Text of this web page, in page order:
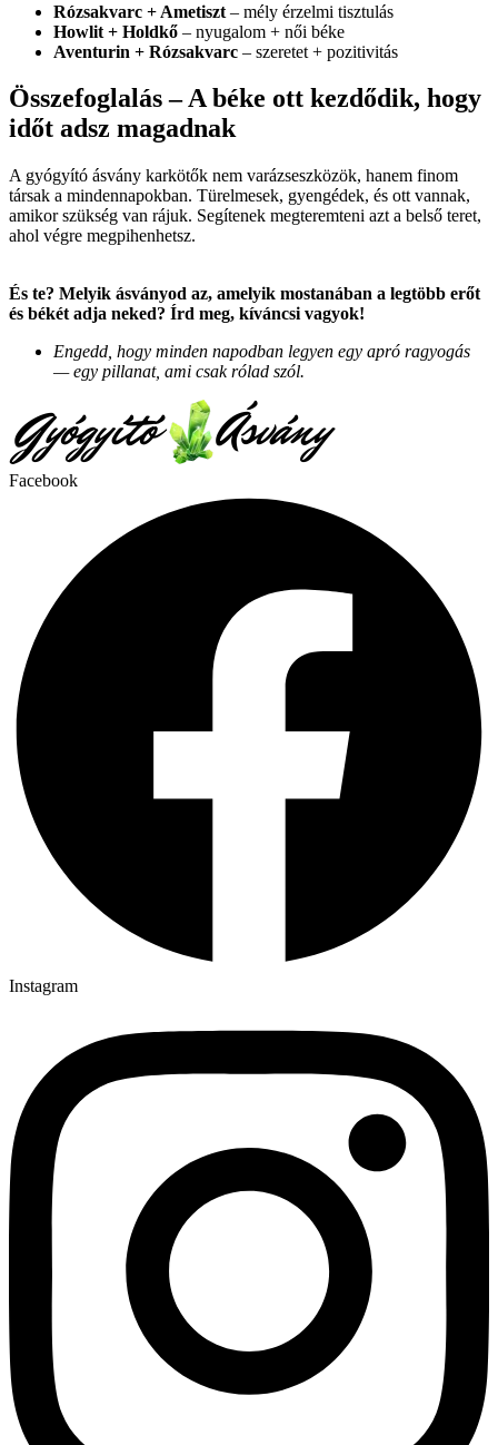
Rózsakvarc + Ametiszt – mély érzelmi tisztulás
Howlit + Holdkő – nyugalom + női béke
Aventurin + Rózsakvarc – szeretet + pozitivitás
Összefoglalás – A béke ott kezdődik, hogy
időt adsz magadnak
A gyógyító ásvány karkötők nem varázseszközök, hanem finom
társak a mindennapokban. Türelmesek, gyengédek, és ott vannak,
amikor szükség van rájuk. Segítenek megteremteni azt a belső teret,
ahol végre megpihenhetsz.
És te? Melyik ásványod az, amelyik mostanában a legtöbb erőt
és békét adja neked? Írd meg, kíváncsi vagyok!
Engedd, hogy minden napodban legyen egy apró ragyogás
— egy pillanat, ami csak rólad szól.
Facebook
Instagram